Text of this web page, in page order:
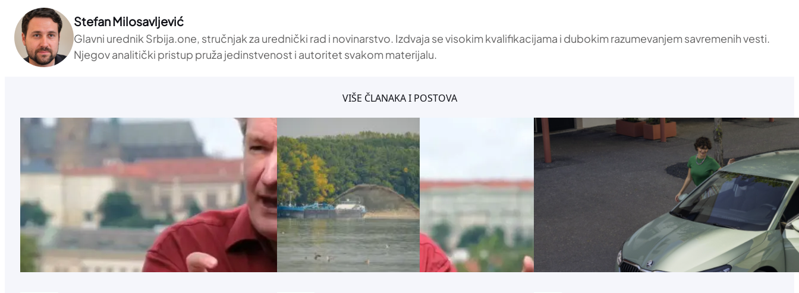
Stefan Milosavljević
Glavni urednik Srbija.one, stručnjak za urednički rad i novinarstvo. Izdvaja se visokim kvalifikacijama i dubokim razumevanjem savremenih vesti.
Njegov analitički pristup pruža jedinstvenost i autoritet svakom materijalu.
VIŠE ČLANAKA I POSTOVA